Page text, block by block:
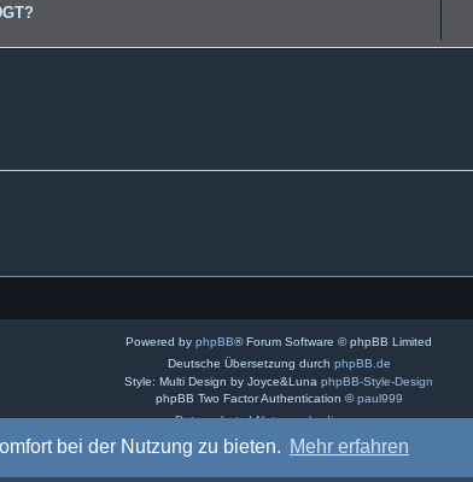
bei der Nutzung zu bieten. Mehr erfahren
Powered by phpBB® Forum Software © phpBB Limited
Deutsche Übersetzung durch phpBB.de
Style: Multi Design by Joyce&Luna phpBB-Style-Design
phpBB Two Factor Authentication ©paul999
Datenschutz|Nutzungsbedingungen